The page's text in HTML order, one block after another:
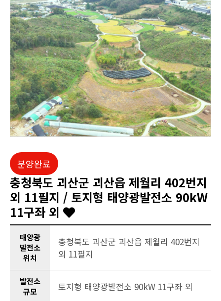
분양완료
충청북도 괴산군 괴산읍 제월리 402번지
외 11필지 / 토지형 태양광발전소 90kW
11구좌 외
태양광
발전소
위치
충청북도 괴산군 괴산읍 제월리 402번지
외 11필지
발전소
규모
토지형 태양광발전소 90kW 11구좌 외